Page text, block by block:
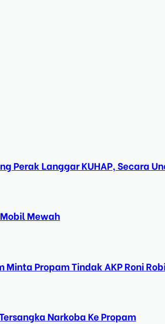
Perak Langgar KUHAP, Secara
Mewah
Propam Tindak AKP Roni
Narkoba Ke Propam